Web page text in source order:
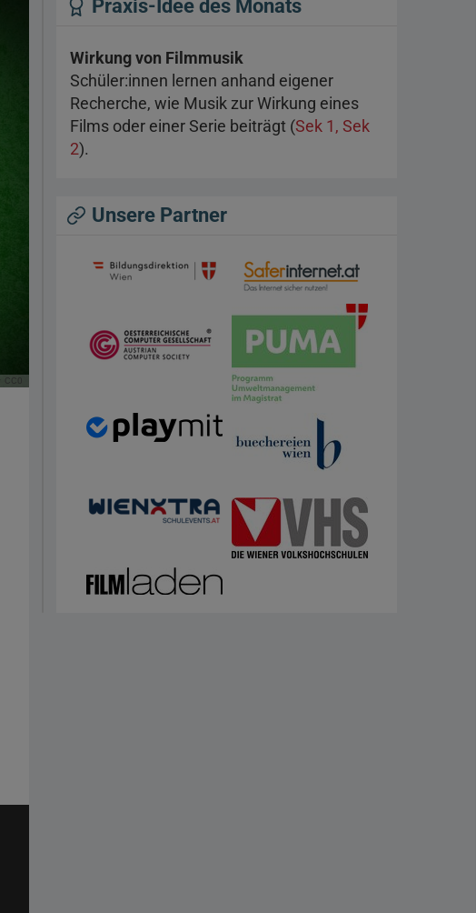
Praxis-Idee des Monats
Wirkung von Filmmusik
Schüler:innen lernen anhand eigener
Recherche, wie Musik zur Wirkung eines
Films oder einer Serie beiträgt (Sek 1, Sek
2).
Unsere Partner